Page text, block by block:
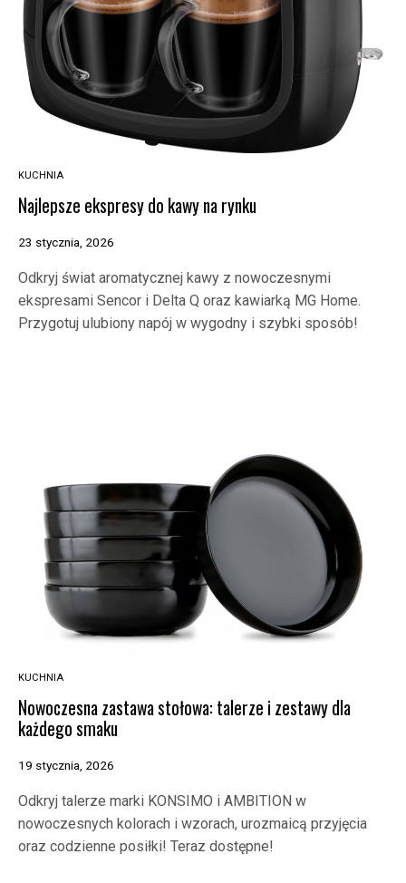
KUCHNIA
Najlepsze ekspresy do kawy na rynku
23 stycznia, 2026
Odkryj świat aromatycznej kawy z nowoczesnymi
ekspresami Sencor i Delta Q oraz kawiarką MG Home.
Przygotuj ulubiony napój w wygodny i szybki sposób!
KUCHNIA
Nowoczesna zastawa stołowa: talerze i zestawy dla
każdego smaku
19 stycznia, 2026
Odkryj talerze marki KONSIMO i AMBITION w
nowoczesnych kolorach i wzorach, urozmaicą przyjęcia
oraz codzienne posiłki! Teraz dostępne!